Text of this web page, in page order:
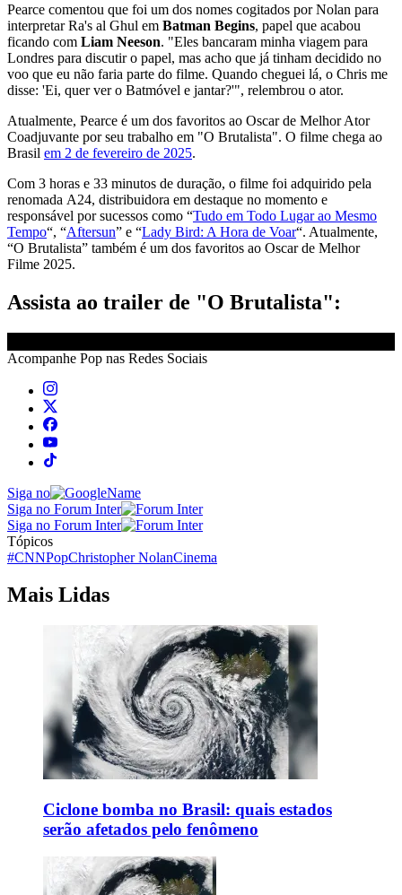
Pearce comentou que foi um dos nomes cogitados por Nolan para
interpretar Ra's al Ghul em Batman Begins, papel que acabou
ficando com Liam Neeson. "Eles bancaram minha viagem para
Londres para discutir o papel, mas acho que já tinham decidido no
voo que eu não faria parte do filme. Quando cheguei lá, o Chris me
disse: 'Ei, quer ver o Batmóvel e jantar?'", relembrou o ator.
Atualmente, Pearce é um dos favoritos ao Oscar de Melhor Ator
Coadjuvante por seu trabalho em "O Brutalista". O filme chega ao
Brasil em 2 de fevereiro de 2025.
Com 3 horas e 33 minutos de duração, o filme foi adquirido pela
renomada A24, distribuidora em destaque no momento e
responsável por sucessos como “Tudo em Todo Lugar ao Mesmo
Tempo“, “Aftersun” e “Lady Bird: A Hora de Voar“. Atualmente,
“O Brutalista” também é um dos favoritos ao Oscar de Melhor
Filme 2025.
Assista ao trailer de "O Brutalista":
Acompanhe Pop nas Redes Sociais
Siga no
Siga no Forum Inter
Siga no Forum Inter
Tópicos
#CNNPopChristopher NolanCinema
Mais Lidas
Ciclone bomba no Brasil: quais estados
serão afetados pelo fenômeno